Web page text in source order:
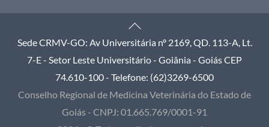
Back
To
Top
Sede CRMV-GO: Av Universitária nº 2169, QD. 113-A, Lt.
7-E - Setor Leste Universitário - Goiânia - Goiás CEP
74.610-100 - Telefone: (62)3269-6500
Conselho Regional de Medicina Veterinária do Estado de
Goiás - CNPJ: 01.665.769/0001-91